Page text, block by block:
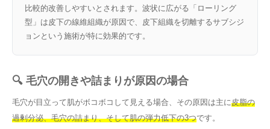
比較的改善しやすいとされます。波状に広がる「ローリング
型」は皮下の線維組織が原因で、皮下組織を切離するサブシジ
ョンという施術が特に効果的です。
🔍 毛穴の開きや詰まりが原因の場合
毛穴が目立って肌がボコボコして見える場合、その原因は主に皮脂の
過剰分泌、毛穴の詰まり、そして肌の弾力低下の3つです。